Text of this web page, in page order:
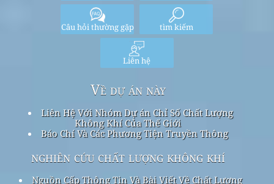
Câu hỏi thường gặp tìm kiếm
Liên hệ
Về dự án này
Liên Hệ Với Nhóm Dự án Chỉ Số Chất Lượng
Không Khí Của Thế Giới
Báo Chí Và Các Phương Tiện Truyền Thông
nghiên cứu chất lượng không khí
Nguồn Cấp Thông Tin Và Bài Viết Về Chất Lượng